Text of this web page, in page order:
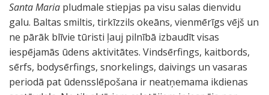
Santa Maria pludmale stiepjas pa visu salas dienvidu
galu. Baltas smiltis, tirkīzzils okeāns, vienmērīgs vējš un
ne pārāk blīvie tūristi ļauj pilnībā izbaudīt visas
iespējamās ūdens aktivitātes. Vindsērfings, kaitbords,
sērfs, bodysērfings, snorkelings, daivings un vasaras
periodā pat ūdensslēpošana ir neatņemama ikdienas